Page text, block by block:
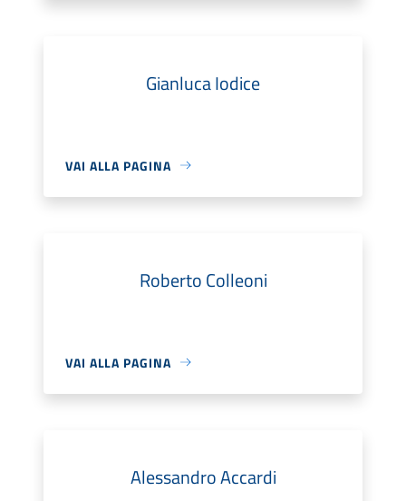
Gianluca Iodice
VAI ALLA PAGINA
Roberto Colleoni
VAI ALLA PAGINA
Alessandro Accardi